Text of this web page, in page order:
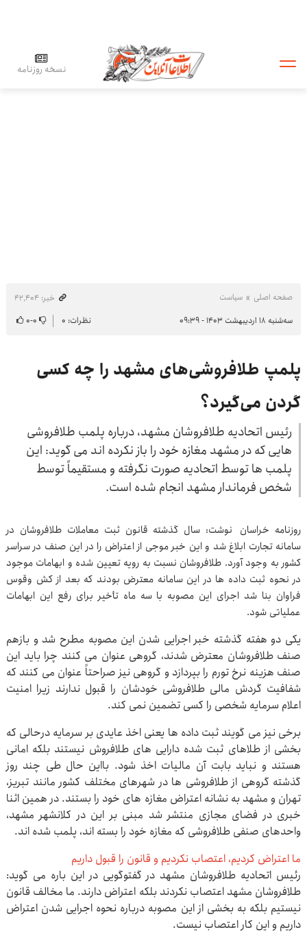
نسخه روزنامه
صفحه اصلی سیاست
خبر: ۴۲٬۴۰۴
سه‌شنبه ۱۸ اردیبهشت ۱۴۰۳ - ۰۹:۳۹
نظرات: ۰ ۰-۰
پلمپ طلافروشی‌های مشهد را چه کسی
گردن می‌گیرد؟
رئیس اتحادیه طلافروشان مشهد، درباره پلمب طلافروشی
هایی که در مشهد مغازه خود را باز نکرده اند می گوید: این
پلمب ها توسط اتحادیه صورت نگرفته و مستقیماً توسط
شخص فرماندار مشهد انجام شده است.
روزنامه خراسان نوشت: سال گذشته قانون ثبت معاملات طلافروشان در
سامانه تجارت ابلاغ شد و این خبر موجی از اعتراض را در این صنف در سراسر
کشور به وجود آورد. طلافروشان نسبت به رویه تعیین شده و ابهامات موجود
در نحوه ثبت داده ها در این سامانه معترض بودند که بعد از کش وقوس
فراوان بنا شد اجرای این مصوبه با سه ماه تأخیر برای رفع این ابهامات
عملیاتی شود.
یکی دو هفته گذشته خبر اجرایی شدن این مصوبه مطرح شد و بازهم
صنف طلافروشان معترض شدند، گروهی عنوان می کنند چرا باید این
صنف هزینه نرخ تورم را بپردازد و گروهی نیز صراحتاً عنوان می کنند که
شفافیت گردش مالی طلافروشی خودشان را قبول ندارند زیرا امنیت
اعلام سرمایه شخصی را کسی تضمین نمی کند.
برخی نیز می گویند ثبت داده ها یعنی اخذ عایدی بر سرمایه درحالی که
بخشی از طلاهای ثبت شده دارایی های طلافروش نیستند بلکه امانی
هستند و نباید بابت آن مالیات اخذ شود. بااین حال طی چند روز
گذشته گروهی از طلافروشی ها در شهرهای مختلف کشور مانند تبریز،
تهران و مشهد به نشانه اعتراض مغازه های خود را بستند. در همین اثنا
خبری در فضای مجازی منتشر شد مبنی بر این در کلان‎شهر مشهد،
واحدهای صنفی طلافروشی که مغازه خود را بسته اند، پلمب شده اند.
ما اعتراض کردیم، اعتصاب نکردیم و قانون را قبول داریم
رئیس اتحادیه طلافروشان مشهد در گفت‎وگویی در این باره می گوید:
طلافروشان مشهد اعتصاب نکردند بلکه اعتراض دارند. ما مخالف قانون
نیستیم بلکه به بخشی از این مصوبه درباره نحوه اجرایی شدن اعتراض
داریم و این کار اعتصاب نیست.